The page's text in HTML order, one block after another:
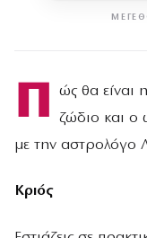
Π
ώς θα είναι
ζώδιο και ο
με την αστρολόγο
Κριός